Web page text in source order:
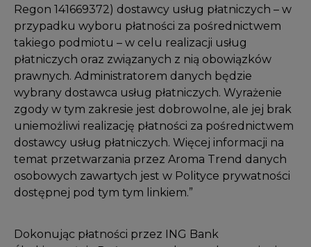
Regon 141669372) dostawcy usług płatniczych – w
przypadku wyboru płatności za pośrednictwem
takiego podmiotu – w celu realizacji usług
płatniczych oraz związanych z nią obowiązków
prawnych. Administratorem danych będzie
wybrany dostawca usług płatniczych. Wyrażenie
zgody w tym zakresie jest dobrowolne, ale jej brak
uniemożliwi realizację płatności za pośrednictwem
dostawcy usług płatniczych. Więcej informacji na
temat przetwarzania przez Aroma Trend danych
osobowych zawartych jest w Polityce prywatności
dostępnej pod tym tym linkiem.”
Dokonując płatności przez ING Bank